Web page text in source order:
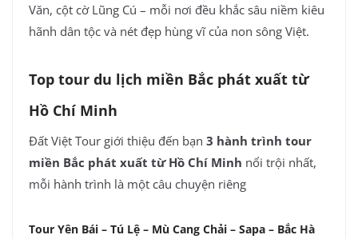
Văn, cột cờ Lũng Cú – mỗi nơi đều khắc sâu niềm kiêu
hãnh dân tộc và nét đẹp hùng vĩ của non sông Việt.
Top tour du lịch miền Bắc phát xuất từ
Hồ Chí Minh
Đất Việt Tour giới thiệu đến bạn 3 hành trình tour
miền Bắc phát xuất từ Hồ Chí Minh nổi trội nhất,
mỗi hành trình là một câu chuyện riêng
Tour Yên Bái – Tú Lệ – Mù Cang Chải – Sapa – Bắc Hà